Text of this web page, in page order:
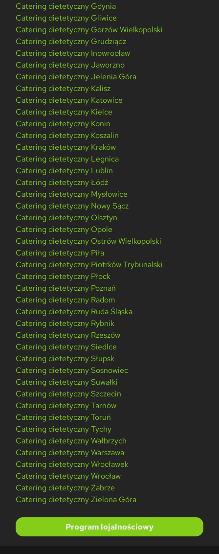
Catering dietetyczny Gdynia
Catering dietetyczny Gliwice
Catering dietetyczny Gorzów Wielkopolski
Catering dietetyczny Grudziądz
Catering dietetyczny Inowrocław
Catering dietetyczny Jaworzno
Catering dietetyczny Jelenia Góra
Catering dietetyczny Kalisz
Catering dietetyczny Katowice
Catering dietetyczny Kielce
Catering dietetyczny Konin
Catering dietetyczny Koszalin
Catering dietetyczny Kraków
Catering dietetyczny Legnica
Catering dietetyczny Lublin
Catering dietetyczny Łódź
Catering dietetyczny Mysłowice
Catering dietetyczny Nowy Sącz
Catering dietetyczny Olsztyn
Catering dietetyczny Opole
Catering dietetyczny Ostrów Wielkopolski
Catering dietetyczny Piła
Catering dietetyczny Piotrków Trybunalski
Catering dietetyczny Płock
Catering dietetyczny Poznań
Catering dietetyczny Radom
Catering dietetyczny Ruda Śląska
Catering dietetyczny Rybnik
Catering dietetyczny Rzeszów
Catering dietetyczny Siedlce
Catering dietetyczny Słupsk
Catering dietetyczny Sosnowiec
Catering dietetyczny Suwałki
Catering dietetyczny Szczecin
Catering dietetyczny Tarnów
Catering dietetyczny Toruń
Catering dietetyczny Tychy
Catering dietetyczny Wałbrzych
Catering dietetyczny Warszawa
Catering dietetyczny Włocławek
Catering dietetyczny Wrocław
Catering dietetyczny Zabrze
Catering dietetyczny Zielona Góra
Program lojalnościowy